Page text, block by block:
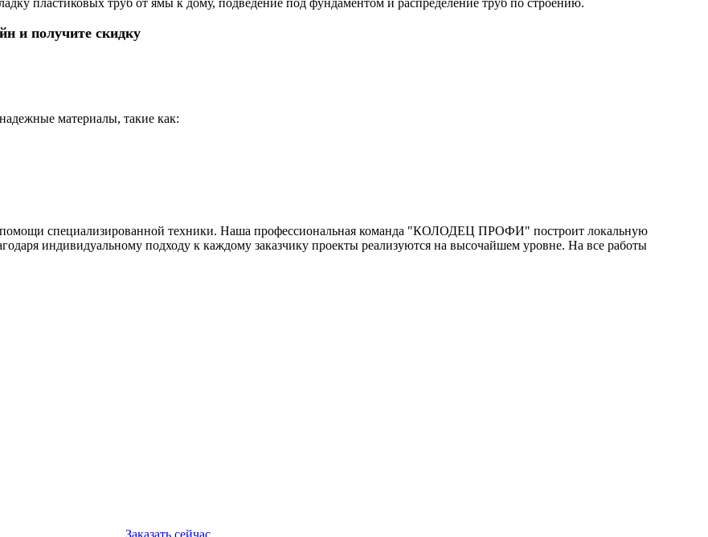
и получите скидку
материалы, такие как:
помощи специализированной техники. Наша профессиональная команда "КОЛОДЕЦ ПРОФИ" построит локальную
индивидуальному подходу к каждому заказчику проекты реализуются на высочайшем уровне. На все работы